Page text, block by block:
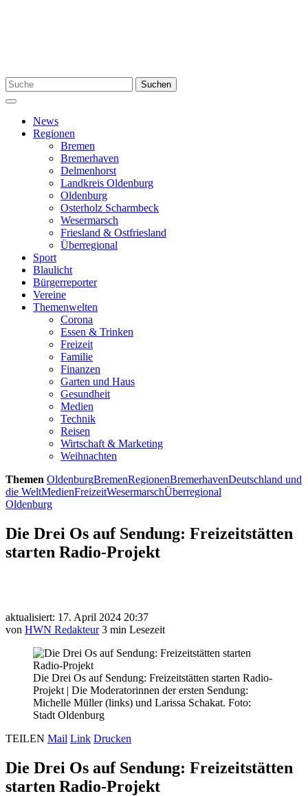
Suchen
nach:
Suchen
Menü
News
Regionen
Bremen
Bremerhaven
Delmenhorst
Landkreis Oldenburg
Oldenburg
Osterholz Scharmbeck
Wesermarsch
Friesland & Ostfriesland
Überregional
Sport
Blaulicht
Bürgerreporter
Vereine
Themenwelten
Corona
Essen & Trinken
Freizeit
Familie
Finanzen
Garten und Haus
Gesundheit
Medien
Technik
Reisen
Wirtschaft & Marketing
Weihnachten
Themen OldenburgBremenRegionenBremerhavenDeutschland und
die WeltMedienFreizeitWesermarschÜberregional
Oldenburg
Die Drei Os auf Sendung: Freizeitstätten
starten Radio-Projekt
aktualisiert: 17. April 2024 20:37
von HWN Redakteur 3 min Lesezeit
Die Drei Os auf Sendung: Freizeitstätten starten Radio-
Projekt | Die Moderatorinnen der ersten Sendung:
Michelle Müller (links) und Larissa Schakat. Foto:
Stadt Oldenburg
TEILEN Mail Link Drucken
Die Drei Os auf Sendung: Freizeitstätten
starten Radio-Projekt